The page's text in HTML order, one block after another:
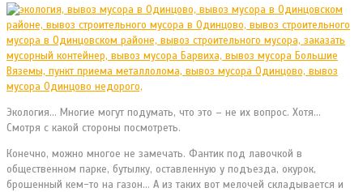
Экология… Многие могут подумать, что это – не их вопрос. Хотя…
Смотря с какой стороны посмотреть.
Конечно, можно многое не замечать. Фантик под лавочкой в
общественном парке, бутылку, оставленную у подъезда, окурок,
брошенный кем-то на газон… А из таких вот мелочей складывается и